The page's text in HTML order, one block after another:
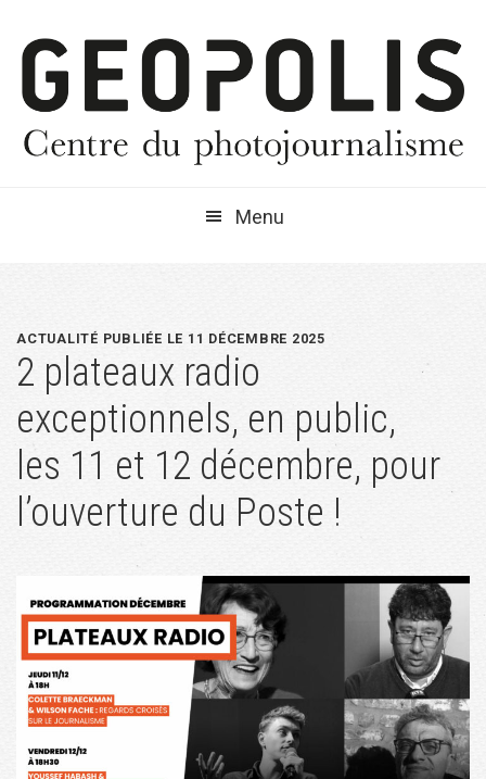
navigation
principale
contenu
principal
barre
latérale
Menu
ACTUALITÉ PUBLIÉE LE 11 DÉCEMBRE 2025
2 plateaux radio
exceptionnels, en public,
les 11 et 12 décembre, pour
l’ouverture du Poste !